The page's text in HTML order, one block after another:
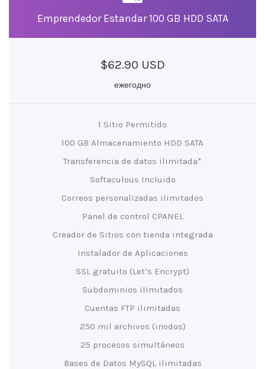
Emprendedor Estandar 100 GB HDD SATA
$62.90 USD
ежегодно
1 Sitio Permitido
100 GB Almacenamiento HDD SATA
Transferencia de datos ilimitada*
Softaculous Incluido
Correos personalizadas ilimitados
Panel de control CPANEL
Creador de Sitios con tienda integrada
Instalador de Aplicaciones
SSL gratuito (Let’s Encrypt)
Subdominios ilimitados
Cuentas FTP ilimitadas
250 mil archivos (inodos)
25 procesos simultáneos
Bases de Datos MySQL ilimitadas